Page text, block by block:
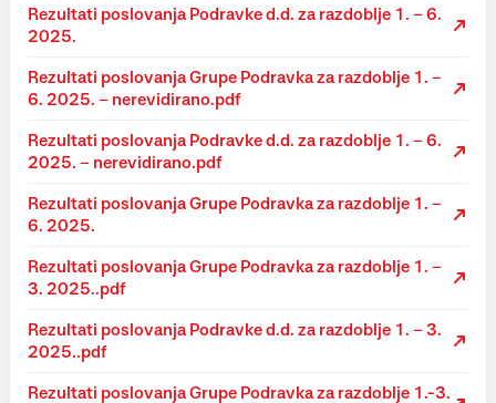
Rezultati poslovanja Podravke d.d. za razdoblje 1. – 6.
2025.
Rezultati poslovanja Grupe Podravka za razdoblje 1. –
6. 2025. – nerevidirano.pdf
Rezultati poslovanja Podravke d.d. za razdoblje 1. – 6.
2025. – nerevidirano.pdf
Rezultati poslovanja Grupe Podravka za razdoblje 1. –
6. 2025.
Rezultati poslovanja Grupe Podravka za razdoblje 1. –
3. 2025..pdf
Rezultati poslovanja Podravke d.d. za razdoblje 1. – 3.
2025..pdf
Rezultati poslovanja Grupe Podravka za razdoblje 1.-3.